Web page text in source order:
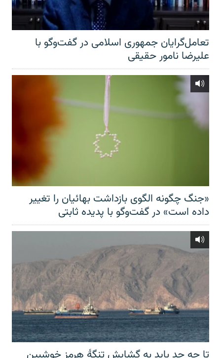
تعامل‌گرایان جمهوری اسلامی در گفت‌وگو با
علیرضا نامور حقیقی
«جنگ چگونه الگوی بازداشت بهائیان را تغییر
داده است» در گفت‌وگو با پدیده ثابتی